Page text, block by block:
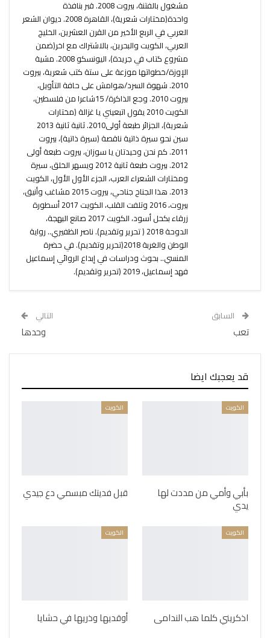
مشغول بالفتنة، بيروت 2008. قبر بنافذة
واحدة(مختارات شعرية)، القاهرة 2008. ديوان الشعر
العربي في الربع الأخير من القرن العشرين، الخليج
العربي، الكويت والبحرين، بالاشتراك مع اخر(ضمن
مشروع كتاب في جريدة)، اليونسكو 2008. مشية
الإوزة/خطواتها موزعة على ستة كتب شعرية، بيروت
2010. شهوة السرد/هوامش على حافة التأويل،
بيروت 2010. وجع الذاكرة/ 15شاعرا من فلسطين،
الكويت 2010 يقول اتبعيني يا غزالة (مختارات
شعرية)، الجزائر طبعة أولى2010. ثانية ثانية 2013
سين نحو سيرة ذاتية ناقصة (سيرة ذاتية)، بيروت
2011. كم نحن وحيدتان يا سوزان، بيروت طبعة أولى
2012. بيروت طبعة ثانية 2012 ويسهر الخلق، سيرة
ومختارات الشعراء العرب، الجزء الأول الأول، الكويت
2013. هذا الجناح جناحي، بيروت 2015 مشاغب وأنيق،
بيروت، 2016 وتلفت القلب، الكويت 2017 أسطورة
زرقاء بكحل أسود، الكويت 2017 صانع البهجة،
الدوحة 2018 ( تحرير وتقديم). ناصر الظفيري.. رواية
الوطن والغربة 2018(تحرير وتقديم). في حضرة
المنسي.. بحوث ودراسات في إبداع الروائي إسماعيل
فهد إسماعيل، 2019 (تحرير وتقديم).
السابق
تعب
التالي
وحدها
قد يعجبك ايضا
الكويت
بأبي وأمي من مددت لها
يدي
الكويت
قبل فديتك مبسمي دع جيدي
الكويت
اذكريني كلما هب الندامى
الكويت
أوقديها وذريها في حشايا